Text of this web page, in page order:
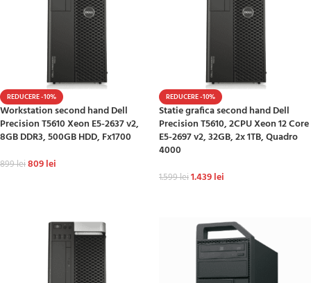
REDUCERE -10%
Workstation second hand Dell
Precision T5610 Xeon E5-2637 v2,
8GB DDR3, 500GB HDD, Fx1700
899lei809lei
REDUCERE -10%
Statie grafica second hand Dell
Precision T5610, 2CPU Xeon 12 Core
E5-2697 v2, 32GB, 2x 1TB, Quadro
4000
1.599lei1.439lei